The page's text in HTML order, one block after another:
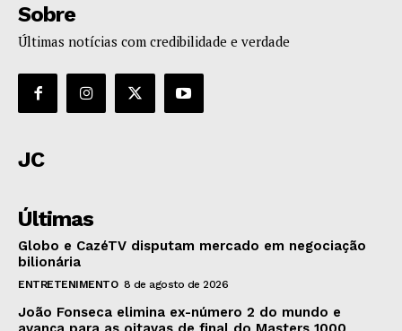
Sobre
Últimas notícias com credibilidade e verdade
JC
Últimas
Globo e CazéTV disputam mercado em negociação
bilionária
ENTRETENIMENTO 8 de agosto de 2026
João Fonseca elimina ex-número 2 do mundo e